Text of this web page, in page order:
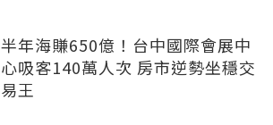
半年海賺650億！台中國際會展中
心吸客140萬人次 房市逆勢坐穩交
易王